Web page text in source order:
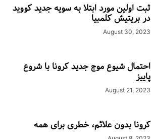
ثبت اولین مورد ابتلا به سویه جدید کووید
در بریتیش کلمبیا
August 30, 2023
احتمال شیوع موج جدید کرونا با شروع
پاییز
August 21, 2023
کرونا بدون علائم، خطری برای همه